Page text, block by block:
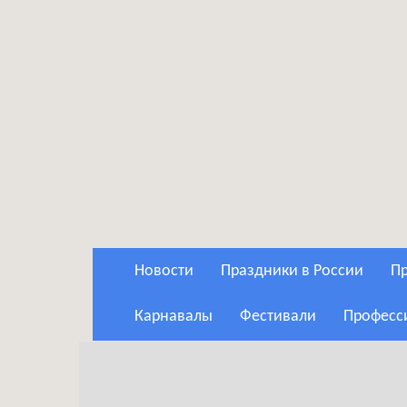
Новости Праздники в России
Карнавалы Фестивали